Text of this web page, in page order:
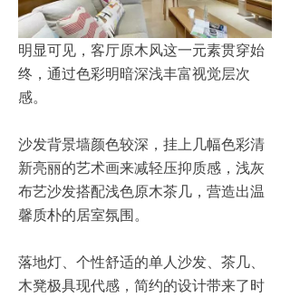
明显可见，客厅原木风这一元素贯穿始
终，通过色彩明暗深浅丰富视觉层次
感。
沙发背景墙颜色较深，挂上几幅色彩清
新亮丽的艺术画来减轻压抑质感，浅灰
布艺沙发搭配浅色原木茶几，营造出温
馨质朴的居室氛围。
落地灯、个性舒适的单人沙发、茶几、
木凳极具现代感，简约的设计带来了时